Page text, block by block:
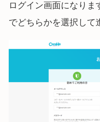
ログイン画面になり
でどちらかを選択して